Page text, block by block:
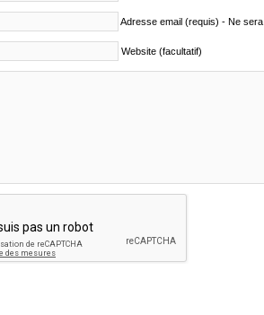
Adresse email (requis) - Ne
Website (facultatif)